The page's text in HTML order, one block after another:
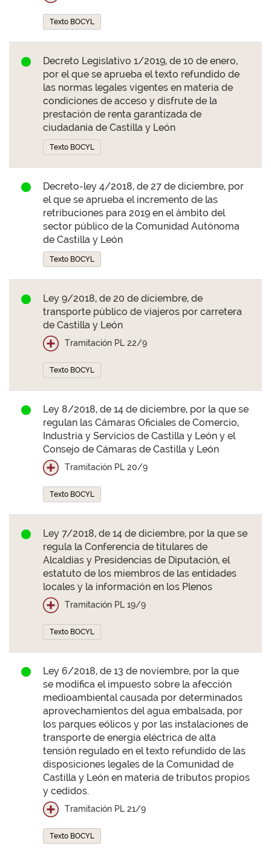
Texto BOCYL
Decreto Legislativo 1/2019, de 10 de enero,
por el que se aprueba el texto refundido de
las normas legales vigentes en materia de
condiciones de acceso y disfrute de la
prestación de renta garantizada de
ciudadanía de Castilla y León
Texto BOCYL
Decreto-ley 4/2018, de 27 de diciembre, por
el que se aprueba el incremento de las
retribuciones para 2019 en el ámbito del
sector público de la Comunidad Autónoma
de Castilla y León
Texto BOCYL
Ley 9/2018, de 20 de diciembre, de
transporte público de viajeros por carretera
de Castilla y León
Tramitación PL 22/9
Texto BOCYL
Ley 8/2018, de 14 de diciembre, por la que se
regulan las Cámaras Oficiales de Comercio,
Industria y Servicios de Castilla y León y el
Consejo de Cámaras de Castilla y León
Tramitación PL 20/9
Texto BOCYL
Ley 7/2018, de 14 de diciembre, por la que se
regula la Conferencia de titulares de
Alcaldías y Presidencias de Diputación, el
estatuto de los miembros de las entidades
locales y la información en los Plenos
Tramitación PL 19/9
Texto BOCYL
Ley 6/2018, de 13 de noviembre, por la que
se modifica el impuesto sobre la afección
medioambiental causada por determinados
aprovechamientos del agua embalsada, por
los parques eólicos y por las instalaciones de
transporte de energía eléctrica de alta
tensión regulado en el texto refundido de las
disposiciones legales de la Comunidad de
Castilla y León en materia de tributos propios
y cedidos.
Tramitación PL 21/9
Texto BOCYL